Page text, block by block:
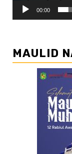
00:00
MAULID